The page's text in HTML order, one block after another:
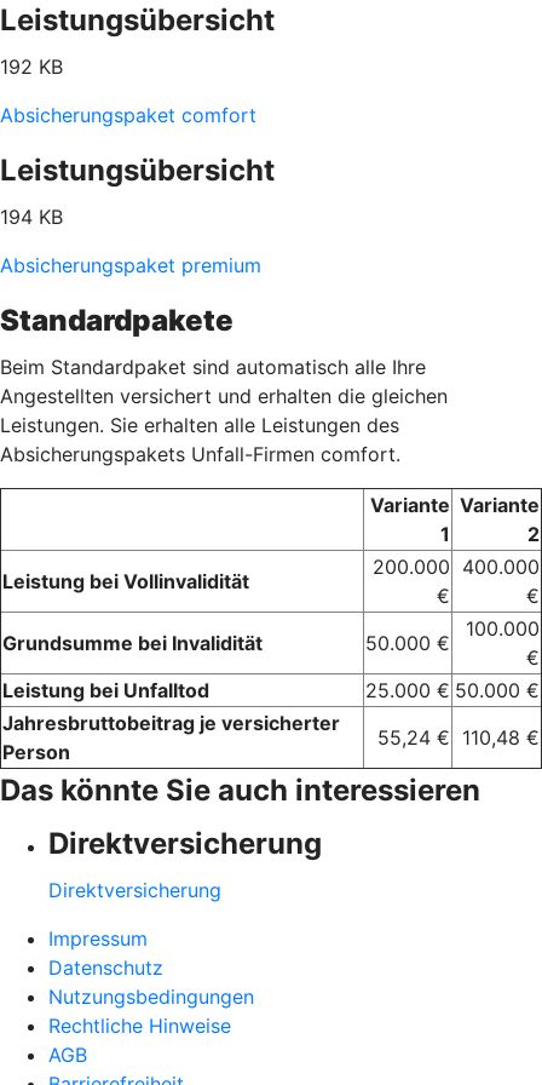
Leistungsübersicht
192 KB
Absicherungspaket comfort
Leistungsübersicht
194 KB
Absicherungspaket premium
Standardpakete
Beim Standardpaket sind automatisch alle Ihre
Angestellten versichert und erhalten die gleichen
Leistungen. Sie erhalten alle Leistungen des
Absicherungspakets Unfall-Firmen comfort.
Variante
1
Variante
2
Leistung bei Vollinvalidität
200.000
€
400.000
€
Grundsumme bei Invalidität
50.000 €
100.000
€
Leistung bei Unfalltod
25.000 € 50.000 €
Jahresbruttobeitrag je versicherter
Person
55,24 € 110,48 €
Das könnte Sie auch interessieren
Direktversicherung
Direktversicherung
Impressum
Datenschutz
Nutzungsbedingungen
Rechtliche Hinweise
AGB